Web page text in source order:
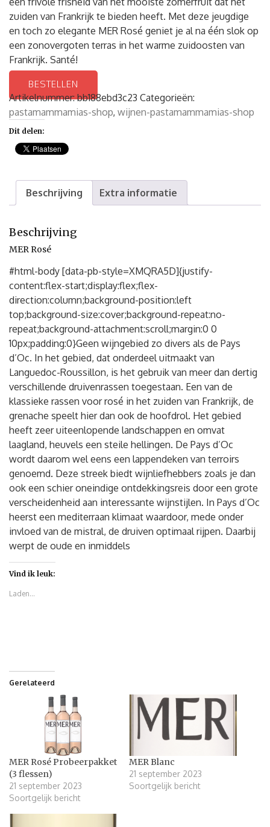
zuiden van Frankrijk te bieden heeft. Met deze jeugdige
en toch zo elegante MER Rosé geniet je al na één slok op
een zonovergoten terras in het warme zuidoosten van
Frankrijk. Santé!
BESTELLEN
Artikelnummer:bb188ebd3c23 Categorieën:
pastamammamias-shop, wijnen-pastamammamias-shop
Dit delen:
Beschrijving Extra informatie
Beschrijving
MER Rosé
#html-body [data-pb-style=XMQRA5D]{justify-
content:flex-start;display:flex;flex-
direction:column;background-position:left
top;background-size:cover;background-repeat:no-
repeat;background-attachment:scroll;margin:0 0
10px;padding:0}Geen wijngebied zo divers als de Pays
d’Oc. In het gebied, dat onderdeel uitmaakt van
Languedoc-Roussillon, is het gebruik van meer dan dertig
verschillende druivenrassen toegestaan. Een van de
klassieke rassen voor rosé in het zuiden van Frankrijk, de
grenache speelt hier dan ook de hoofdrol. Het gebied
heeft zeer uiteenlopende landschappen en omvat
laagland, heuvels een steile hellingen. De Pays d’Oc
wordt daarom wel eens een lappendeken van terroirs
genoemd. Deze streek biedt wijnliefhebbers zoals je dan
ook een schier oneindige ontdekkingsreis door een grote
verscheidenheid aan interessante wijnstijlen. In Pays d’Oc
heerst een mediterraan klimaat waardoor, mede onder
invloed van de mistral, de druiven optimaal rijpen. Daarbij
werpt de oude en inmiddels
Vind ik leuk:
Laden...
Gerelateerd
MER Rosé Probeerpakket
(3 flessen)
21 september 2023
Soortgelijk bericht
MER Blanc
21 september 2023
Soortgelijk bericht